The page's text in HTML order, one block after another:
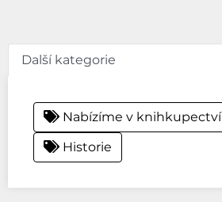
Další kategorie
Nabízíme v knihkupectví
Historie